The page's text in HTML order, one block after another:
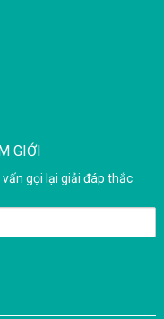
GIỚI
gọi lại giải đáp thắc